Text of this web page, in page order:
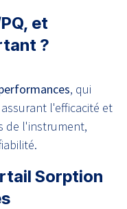
et
?
, qui
l'efficacité et
de l'instrument,
Sorption